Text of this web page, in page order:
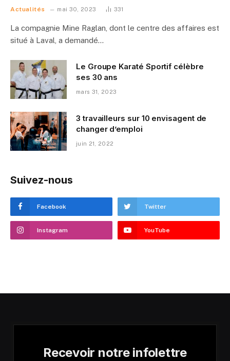
Actualités mai 30, 2023 331
La compagnie Mine Raglan, dont le centre des affaires est
situé à Laval, a demandé…
Le Groupe Karaté Sportif célèbre
ses 30 ans
mars 31, 2023
3 travailleurs sur 10 envisagent de
changer d’emploi
juin 21, 2022
Suivez-nous
Facebook Twitter
Instagram YouTube
Recevoir notre infolettre